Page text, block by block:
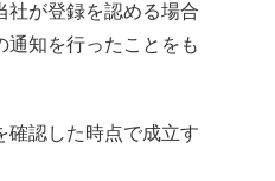
社が登録を認める場合
通知を行ったことをも
確認した時点で成立す